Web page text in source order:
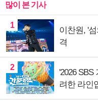
많이 본 기사
1
이찬원, '
격
2
'2026
려한 라인